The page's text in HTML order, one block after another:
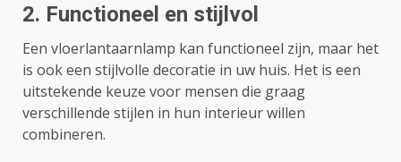
2. Functioneel en stijlvol
Een vloerlantaarnlamp kan functioneel zijn, maar het
is ook een stijlvolle decoratie in uw huis. Het is een
uitstekende keuze voor mensen die graag
verschillende stijlen in hun interieur willen
combineren.